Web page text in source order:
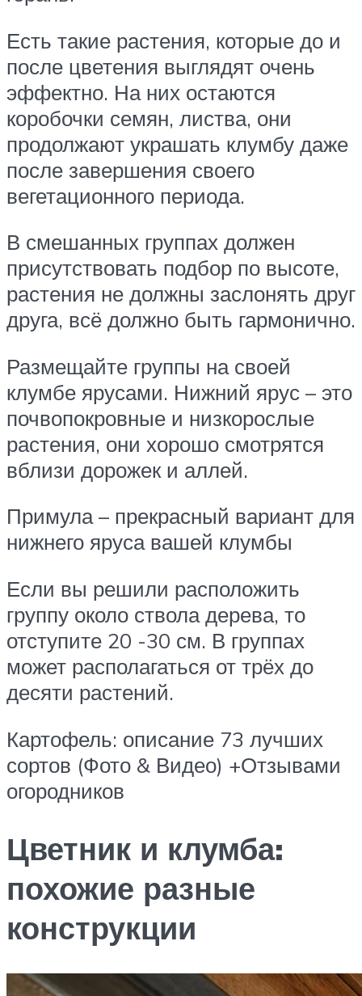
Есть такие растения, которые до и
после цветения выглядят очень
эффектно. На них остаются
коробочки семян, листва, они
продолжают украшать клумбу даже
после завершения своего
вегетационного периода.
В смешанных группах должен
присутствовать подбор по высоте,
растения не должны заслонять друг
друга, всё должно быть гармонично.
Размещайте группы на своей
клумбе ярусами. Нижний ярус – это
почвопокровные и низкорослые
растения, они хорошо смотрятся
вблизи дорожек и аллей.
Примула – прекрасный вариант для
нижнего яруса вашей клумбы
Если вы решили расположить
группу около ствола дерева, то
отступите 20 -30 см. В группах
может располагаться от трёх до
десяти растений.
Картофель: описание 73 лучших
сортов (Фото & Видео) +Отзывами
огородников
Цветник и клумба:
похожие разные
конструкции